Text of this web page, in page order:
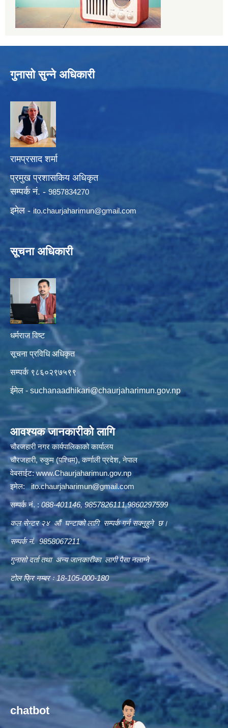
गुनासो सुन्ने अधिकारी
रामप्रसाद शर्मा
प्रमुख प्रशासकिय अधिकृत
सम्पर्क नं. - 9857834270
इमेल - ito.chaurjaharimun@gmail.com
सूचना अधिकारी
धर्मराज विष्ट
सूचना प्रविधि अधिकृत
सम्पर्क ९८६०२९७५९९
ईमेल - suchanaadhikari@chaurjaharimun.gov.np
आवश्यक जानकारीको लागि
चौरजहारी नगर कार्यपालिकाको कार्यालय
चौरजहारी, रुकुम (पश्चिम), कर्णाली प्रदेश, नेपाल
वेबसाईट:www.Chaurjaharimun.gov.np
इमेल:ito.chaurjaharimun@gmail.com
सम्पर्क नं. : 088-401146, 9857826111,9860297599
कल सेन्टर २४ औं घन्टाको लागि सम्पर्क गर्न सक्नुहुने छ।
सम्पर्क नं. 9858067211
गुनासो दर्ता तथा अन्य जानकारीका लागी पैसा नलाग्ने
टोल फ्रि नम्बर ः 18-105-000-180
chatbot